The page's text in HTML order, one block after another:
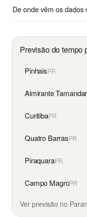
De onde vêm os
Previsão do tempo
PinhaisPR
Almirante
CuritibaPR
Quatro BarrasPR
PiraquaraPR
Campo MagroPR
Ver previsão no